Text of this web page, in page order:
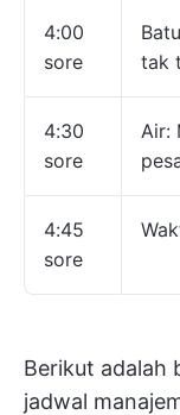
4:00
sore
tak
4:30
sore
Air:
4:45
sore
Berikut adalah
jadwal